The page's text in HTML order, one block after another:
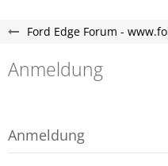
Ford Edge Forum -
Anmeldung
Anmeldung